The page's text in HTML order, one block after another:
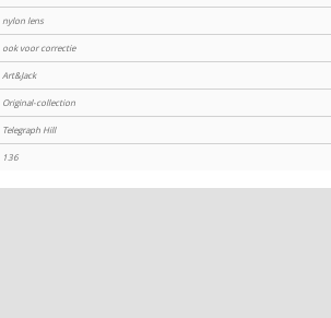
nylon lens
ook voor correctie
Art&Jack
Original-collection
Telegraph Hill
136